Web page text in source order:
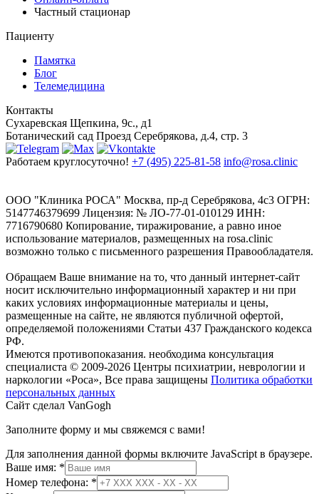
Частный стационар
Пациенту
Памятка
Блог
Телемедицина
Контакты
Сухаревская Щепкина, 9с., д1
Ботанический сад Проезд Серебрякова, д.4, стр. 3
Работаем круглосуточно! +7 (495) 225-81-58 info@rosa.clinic
ООО "Клиника РОСА" Москва, пр-д Серебрякова, 4с3 ОГРН:
5147746379699 Лицензия: № ЛО-77-01-010129 ИНН:
7716790680 Копирование, тиражирование, а равно иное
использование материалов, размещенных на rosa.clinic
возможно только с письменного разрешения Правообладателя.
Обращаем Ваше внимание на то, что данный интернет-сайт
носит исключительно информационный характер и ни при
каких условиях информационные материалы и цены,
размещенные на сайте, не являются публичной офертой,
определяемой положениями Статьи 437 Гражданского кодекса
РФ.
Имеются противопоказания. необходима консультация
специалиста © 2009-2026 Центры психиатрии, неврологии и
наркологии «Роса», Все права защищены Политика обработки
персональных данных
Сайт сделал VanGogh
Заполните форму и мы свяжемся с вами!
Для заполнения данной формы включите JavaScript в браузере.
Ваше имя: *
Номер телефона: *